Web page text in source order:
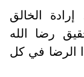
الخالق
رضا الله
الرضا في كل